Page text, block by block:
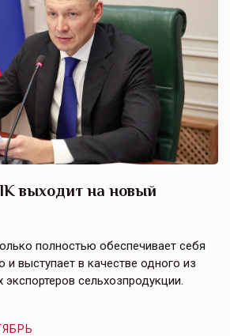
выходит на новый
полностью обеспечивает себя
и выступает в качестве одного из
сельхозпродукции.